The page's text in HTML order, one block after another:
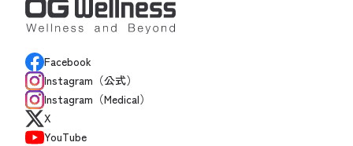
Facebook
Instagram（公式）
Instagram（Medical）
X
YouTube